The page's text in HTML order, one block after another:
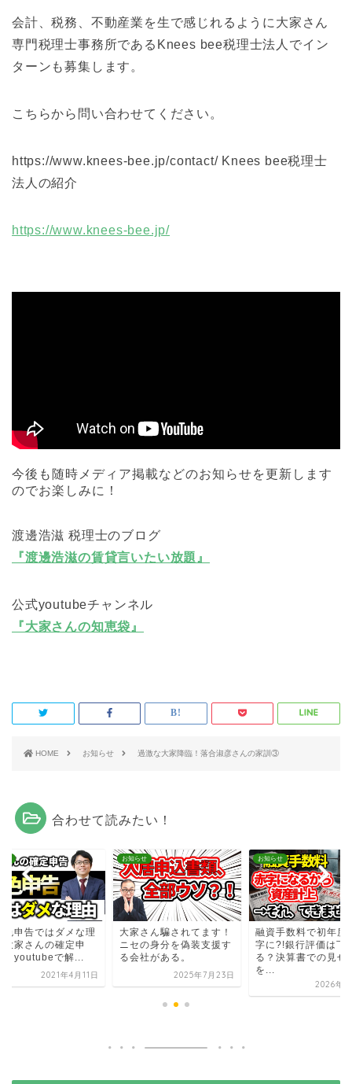
会計、税務、不動産業を生で感じれるように大家さん
専門税理士事務所であるKnees bee税理士法人でイン
ターンも募集します。
こちらから問い合わせてください。
https://www.knees-bee.jp/contact/ Knees bee税理士
法人の紹介
https://www.knees-bee.jp/
今後も随時メディア掲載などのお知らせを更新します
のでお楽しみに！
渡邊浩滋 税理士のブログ
『渡邊浩滋の賃貸言いたい放題』
公式youtubeチャンネル
『大家さんの知恵袋』
HOME お知らせ 過激な大家降臨！落合淑彦さんの家訓③
合わせて読みたい！
色申告ではダメな理
大家さんの確定申
」youtubeで解...
2021年4月11日
お知らせ
大家さん騙されてます！
ニセの身分を偽装支援す
る会社がある。
2025年7月23日
お知らせ
融資手数料で初年度
字に?!銀行評価は下
る？決算書での見せ
を...
2026年8